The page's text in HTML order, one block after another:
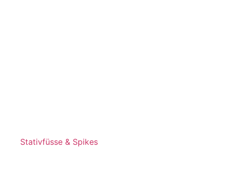
Stativfüsse & Spikes